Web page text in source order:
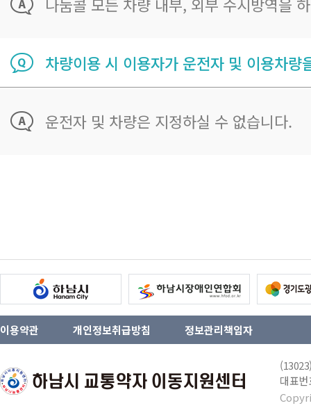
차량이용 시 이용자가 운전자 및 이용차량
운전자 및 차량은 지정하실 수 없습니다.
이용약관 개인정보취급방침 정보관리책임자
대표